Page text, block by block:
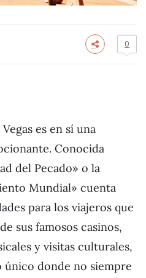
0
es en sí una
Conocida
del Pecado» o la
Mundial» cuenta
para los viajeros que
sus famosos casinos,
y visitas culturales,
único donde no siempre